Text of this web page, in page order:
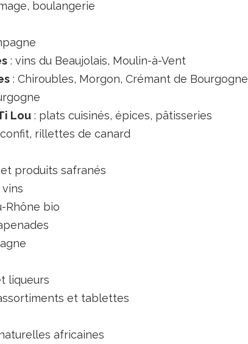
boulangerie
: vins du Beaujolais, Moulin-à-Vent
: Chiroubles, Morgon, Crémant de Bourgogne
Lou : plats cuisinés, épices, pâtisseries
rillettes de canard
produits safranés
vins
Rhône bio
liqueurs
et tablettes
africaines